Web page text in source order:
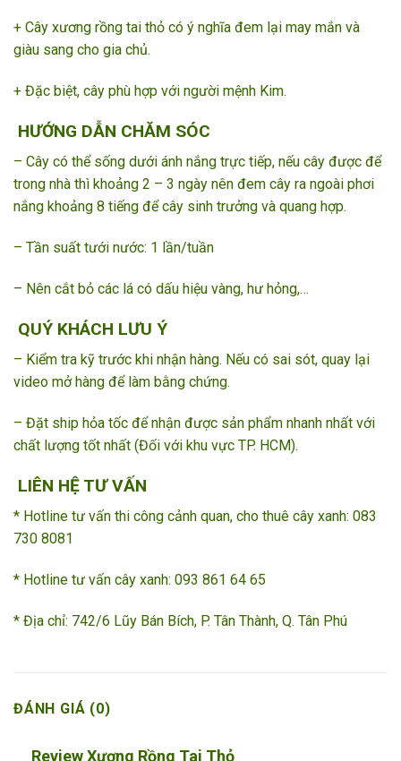
+ Cây xương rồng tai thỏ có ý nghĩa đem lại may mắn và
giàu sang cho gia chủ.
+ Đặc biệt, cây phù hợp với người mệnh Kim.
HƯỚNG DẪN CHĂM SÓC
– Cây có thể sống dưới ánh nắng trực tiếp, nếu cây được để
trong nhà thì khoảng 2 – 3 ngày nên đem cây ra ngoài phơi
nắng khoảng 8 tiếng để cây sinh trưởng và quang hợp.
– Tần suất tưới nước: 1 lần/tuần
– Nên cắt bỏ các lá có dấu hiệu vàng, hư hỏng,…
QUÝ KHÁCH LƯU Ý
– Kiểm tra kỹ trước khi nhận hàng. Nếu có sai sót, quay lại
video mở hàng để làm bằng chứng.
– Đặt ship hỏa tốc để nhận được sản phẩm nhanh nhất với
chất lượng tốt nhất (Đối với khu vực TP. HCM).
LIÊN HỆ TƯ VẤN
* Hotline tư vấn thi công cảnh quan, cho thuê cây xanh: 083
730 8081
* Hotline tư vấn cây xanh: 093 861 64 65 ­­
* Địa chỉ: 742/6 Lũy Bán Bích, P. Tân Thành, Q. Tân Phú
ĐÁNH GIÁ (0)
Review Xương Rồng Tai Thỏ